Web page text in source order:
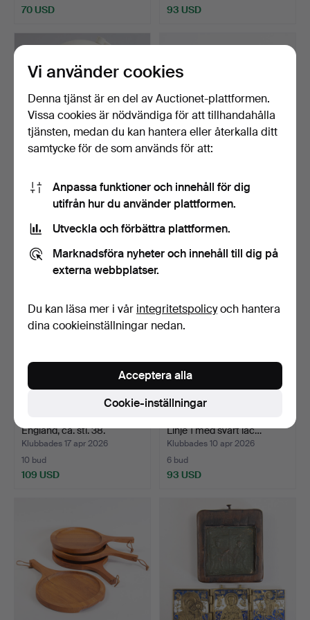
70 USD 93 USD
LOUIS VUITTON. Glob, vit
plastglob, dekora…
Klubbades 25 apr 2026
10 bud
DANSK DESIGN.
BOKSTÖD, 12 st, teak,
Danmar…
Klubbades 20 apr 2026
7 bud
England, ca. stl. 38.
Klubbades 17 apr 2026
10 bud
109 USD
Linje 1 med svart lac…
Klubbades 10 apr 2026
6 bud
93 USD
Vi använder cookies
Denna tjänst är en del av Auctionet-plattformen.
Vissa cookies är nödvändiga för att tillhandahålla
tjänsten, medan du kan hantera eller återkalla ditt
samtycke för de som används för att:
Anpassa funktioner och innehåll för dig
utifrån hur du använder plattformen.
Utveckla och förbättra plattformen.
Marknadsföra nyheter och innehåll till dig på
externa webbplatser.
Du kan läsa mer i vår integritetspolicyoch hantera
dina cookieinställningar nedan.
Cookie-inställningar
Acceptera alla